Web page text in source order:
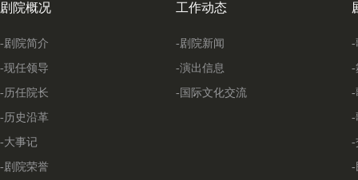
剧院概况
-剧院简介
-现任领导
-历任院长
-历史沿革
-大事记
-剧院荣誉
工作动态
-剧院新闻
-演出信息
-国际文化交流
-
-
-
-
-
-